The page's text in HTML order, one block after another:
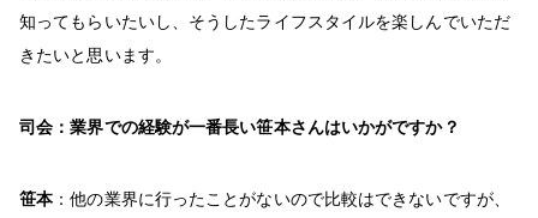
知ってもらいたいし、そうしたライフスタイルを楽しんでいただ
きたいと思います。
司会：業界での経験が一番長い笹本さんはいかがですか？
笹本：他の業界に行ったことがないので比較はできないですが、